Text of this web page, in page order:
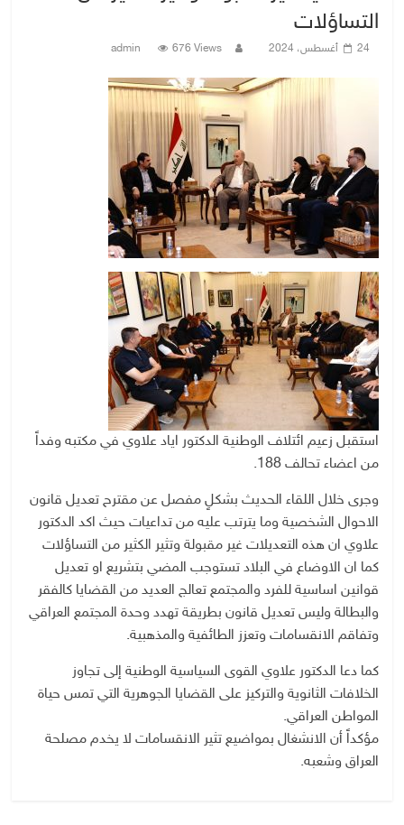
التساؤلات
24 أغسطس، 2024 admin 676 Views
استقبل زعيم ائتلاف الوطنية الدكتور اياد علاوي في مكتبه وفداً
من اعضاء تحالف 188.
وجرى خلال اللقاء الحديث بشكلٍ مفصل عن مقترح تعديل قانون
الاحوال الشخصية وما يترتب عليه من تداعيات حيث اكد الدكتور
علاوي ان هذه التعديلات غير مقبولة وتثير الكثير من التساؤلات
كما ان الاوضاع في البلاد تستوجب المضي بتشريع او تعديل
قوانين اساسية للفرد والمجتمع تعالج العديد من القضايا كالفقر
والبطالة وليس تعديل قانون بطريقة تهدد وحدة المجتمع العراقي
وتفاقم الانقسامات وتعزز الطائفية والمذهبية.
كما دعا الدكتور علاوي القوى السياسية الوطنية إلى تجاوز
الخلافات الثانوية والتركيز على القضايا الجوهرية التي تمس حياة
المواطن العراقي.
مؤكداً أن الانشغال بمواضيع تثير الانقسامات لا يخدم مصلحة
العراق وشعبه.